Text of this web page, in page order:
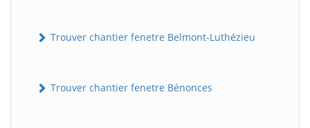
Trouver chantier fenetre Belmont-Luthézieu
Trouver chantier fenetre Bénonces